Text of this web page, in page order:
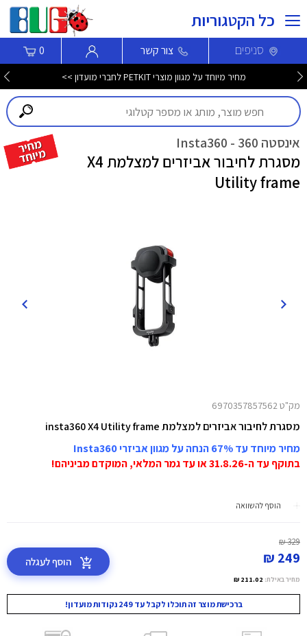
כל הקטגוריות
סניפים צור קשר 0
מחיר מיוחד על מגוון מוצרי PETKIT לחברי מועדון >>
אינסטה 360 - Insta360
מסגרת לחיבור אביזרים למצלמת X4
Utility frame
מק"ט 6970357857562
מסגרת לחיבור אביזרים למצלמת insta360 X4 Utility frame
מחיר מיוחד עד 67% הנחה על מגוון אביזרי Insta360
בתוקף עד ה-31.8.26 או עד גמר המלאי, המוקדם מביניהם!
הוסף להשוואה
329 ₪
249 ₪
מחיר באילת: 211.02 ₪
הוסף לעגלה
ברכישת מוצר זה תוכלו לקבל עד 249 נקודות מועדון!